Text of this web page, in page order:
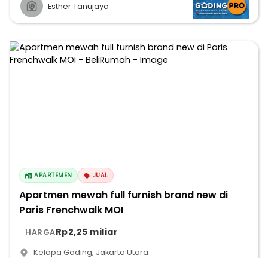
Esther Tanujaya
APARTEMEN JUAL
Apartmen mewah full furnish brand new di
Paris Frenchwalk MOI
HARGARp2,25 miliar
Kelapa Gading, Jakarta Utara